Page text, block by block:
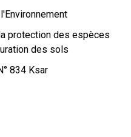
protection des espèces
des sols
834 Ksar